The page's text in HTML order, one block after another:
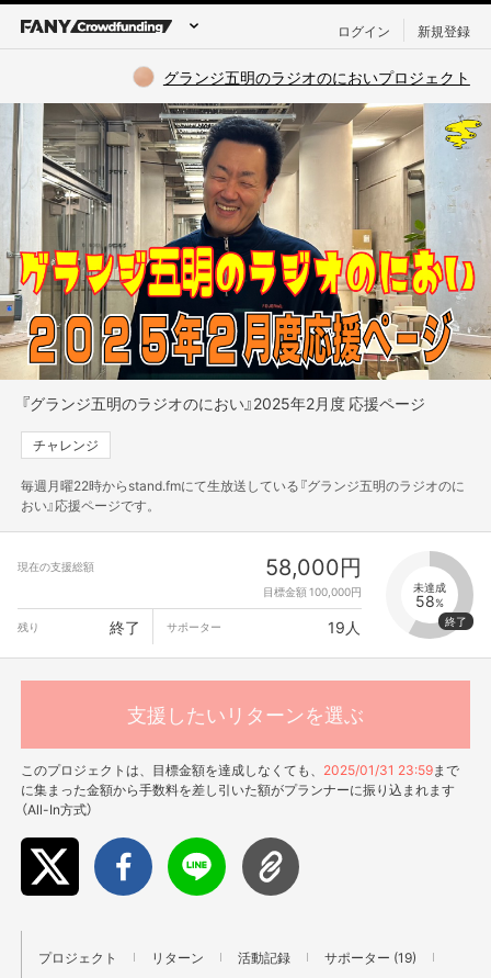
ログイン 新規登録
グランジ五明のラジオのにおいプロジェクト
『グランジ五明のラジオのにおい』2025年2月度 応援ページ
チャレンジ
毎週月曜22時からstand.fmにて生放送している『グランジ五明のラジオのに
おい』応援ページです。
現在の支援総額 58,000円
目標金額 100,000円 未達成
58%
残り
終了 サポーター 19人
支援したいリターンを選ぶ
このプロジェクトは、目標金額を達成しなくても、 2025/01/31 23:59まで
に集まった金額から手数料を差し引いた額がプランナーに振り込まれます
（All-In方式）
プロジェクト リターン 活動記録 サポーター (19)